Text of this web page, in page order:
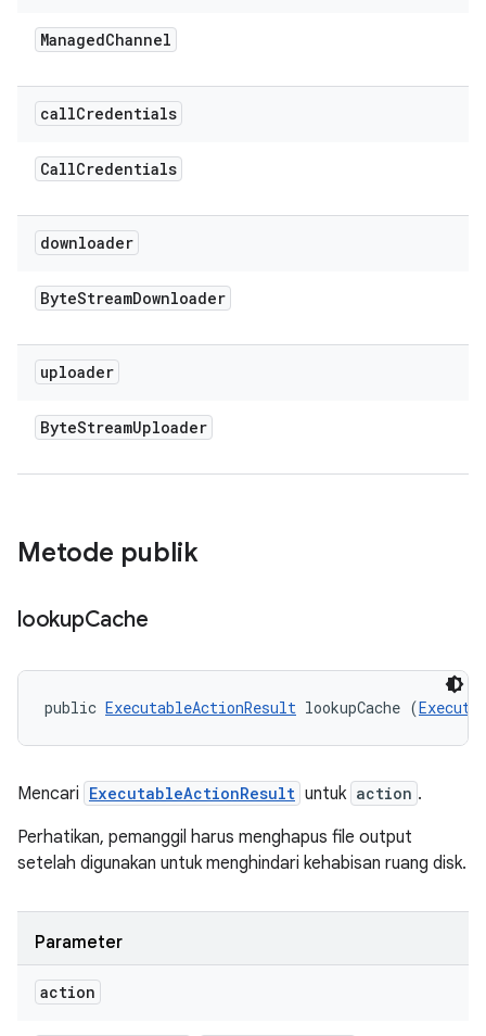
ManagedChannel
callCredentials
CallCredentials
downloader
ByteStreamDownloader
uploader
ByteStreamUploader
Metode publik
lookupCache
public ExecutableActionResult lookupCache (
Mencari ExecutableActionResult untuk action .
Perhatikan, pemanggil harus menghapus file output
setelah digunakan untuk menghindari kehabisan ruang disk.
Parameter
action